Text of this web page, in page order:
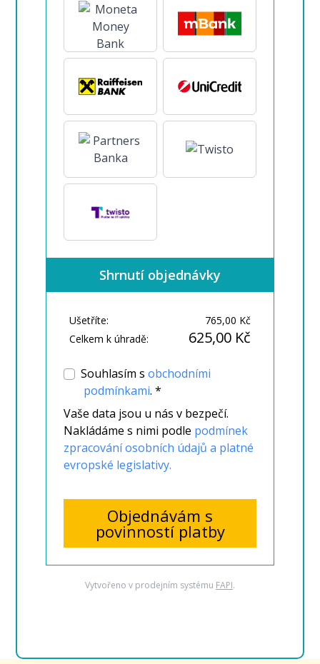
Shrnutí objednávky
Ušetříte:
765,00 Kč
Celkem k úhradě:
625,00 Kč
Souhlasím sobchodními
podmínkami. *
Vaše data jsou u nás v bezpečí.
Nakládáme s nimi podle podmínek
zpracování osobních údajů a platné
evropské legislativy.
Objednávám s
povinností platby
Vytvořeno v prodejním systému FAPI.